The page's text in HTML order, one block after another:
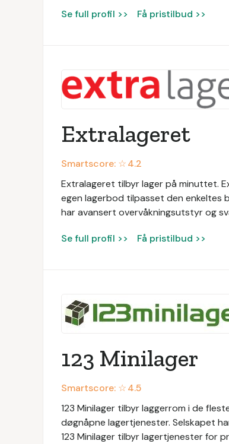
Se full profil >> Få pristilbud >>
Extralageret
Smartscore: ☆4.2
Extralageret tilbyr lager på minuttet.
egen lagerbod tilpasset den enkeltes
har avansert overvåkningsutstyr og
Se full profil >> Få pristilbud >>
123 Minilager
Smartscore: ☆4.5
123 Minilager tilbyr laggerrom i de
døgnåpne lagertjenester. Selskapet
123 Minilager tilbyr lagertjenester for